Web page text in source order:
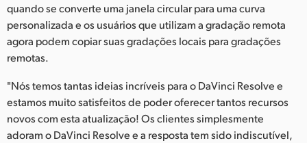
quando se converte uma janela circular para uma curva
personalizada e os usuários que utilizam a gradação remota
agora podem copiar suas gradações locais para gradações
remotas.
"Nós temos tantas ideias incríveis para o DaVinci Resolve e
estamos muito satisfeitos de poder oferecer tantos recursos
novos com esta atualização! Os clientes simplesmente
adoram o DaVinci Resolve e a resposta tem sido indiscutível,